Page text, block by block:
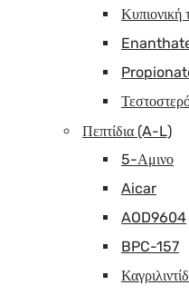
Κυπιονική
Enanthate
Πεπτίδια (A-L)
5-Αμινο
Aicar
AOD9604
BPC-157